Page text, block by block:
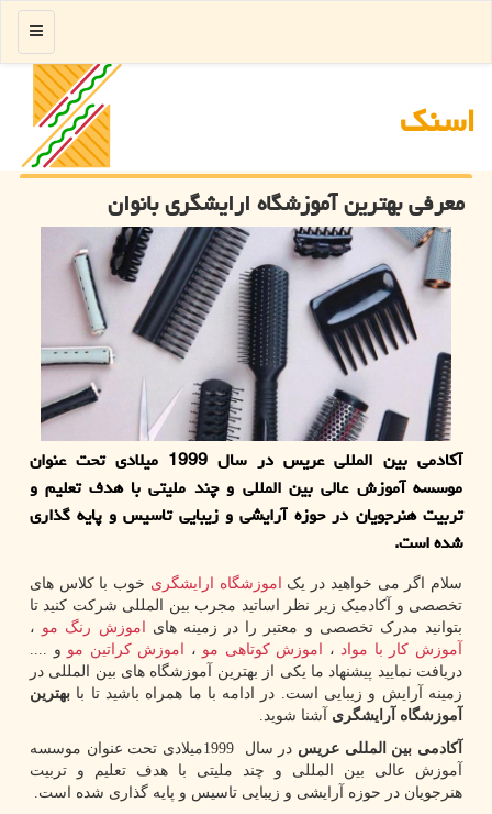
اسنك
منو
معرفی بهترین آموزشگاه ارایشگری بانوان
آكادمی بین المللی عریس در سال 1999 میلادی تحت عنوان
موسسه آموزش عالی بین المللی و چند ملیتی با هدف تعلیم و
تربیت هنرجویان در حوزه آرایشی و زیبایی تاسیس و پایه گذاری
شده است.
سلام اگر می خواهید در یک اموزشگاه ارایشگری خوب با کلاس های
تخصصی و آکادمیک زیر نظر اساتید مجرب بین المللی شرکت کنید تا
بتوانید مدرک تخصصی و معتبر را در زمینه های اموزش رنگ مو ،
آموزش کار با مواد ، اموزش کوتاهی مو ، اموزش کراتین مو و ....
دریافت نمایید پیشنهاد ما یکی از بهترین آموزشگاه های بین المللی در
زمینه آرایش و زیبایی است. در ادامه با ما همراه باشید تا با بهترین
آموزشگاه آرایشگری آشنا شوید.
آکادمی بین المللی عریس در سال 1999میلادی تحت عنوان موسسه
آموزش عالی بین المللی و چند ملیتی با هدف تعلیم و تربیت
هنرجویان در حوزه آرایشی و زیبایی تاسیس و پایه گذاری شده است.